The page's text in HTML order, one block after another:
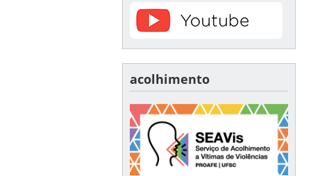
acolhimento